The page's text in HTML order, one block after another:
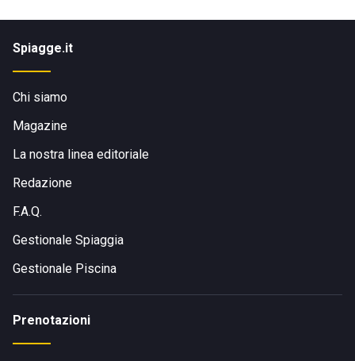
Spiagge.it
Chi siamo
Magazine
La nostra linea editoriale
Redazione
F.A.Q.
Gestionale Spiaggia
Gestionale Piscina
Prenotazioni